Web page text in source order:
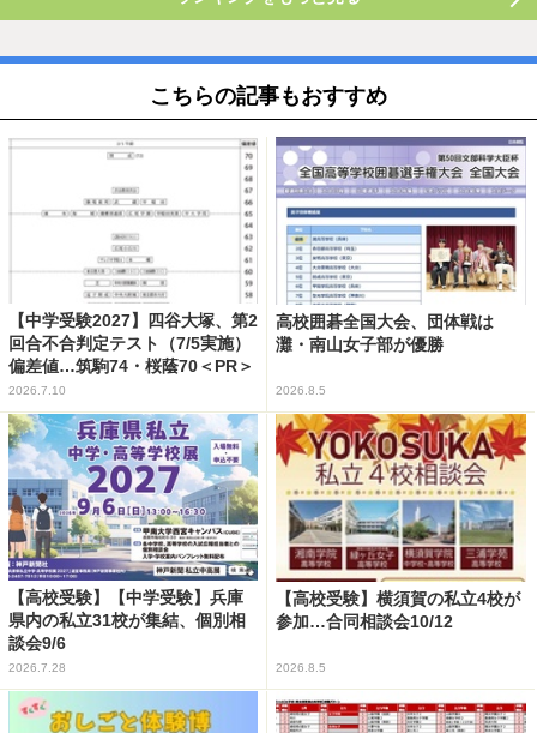
こちらの記事もおすすめ
【中学受験2027】四谷大塚、第2
回合不合判定テスト（7/5実施）
偏差値…筑駒74・桜蔭70＜PR＞
2026.7.10
高校囲碁全国大会、団体戦は
灘・南山女子部が優勝
2026.8.5
【高校受験】【中学受験】兵庫
県内の私立31校が集結、個別相
談会9/6
2026.7.28
【高校受験】横須賀の私立4校が
参加…合同相談会10/12
2026.8.5